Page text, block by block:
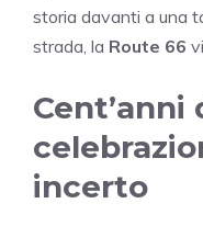
storia davanti a una
strada, la Route 66
Cent’anni
incerto